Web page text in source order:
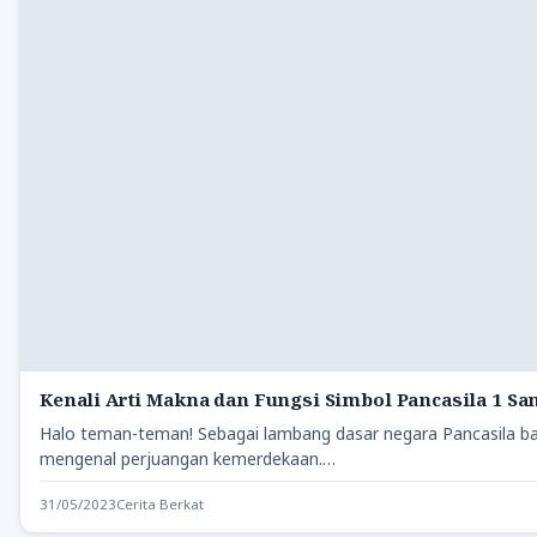
Kenali Arti Makna dan Fungsi Simbol Pancasila 1
Halo teman-teman! Sebagai lambang dasar negara Pancasila
mengenal perjuangan kemerdekaan.…
31/05/2023Cerita Berkat